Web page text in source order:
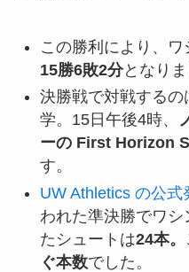
この勝利により、
15勝6敗2分となりま
決勝戦で対戦する
学。15日午後4時、
ーの First Horizon
す。
UW Athletics の公式
われた準決勝でワ
たシュートは24本。
ぐ本数でした。